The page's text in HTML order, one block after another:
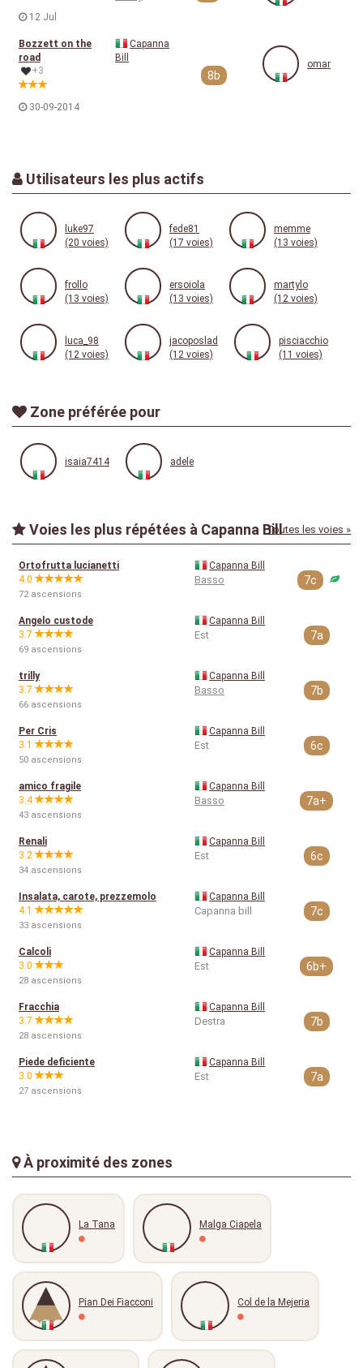
12 Jul
Bozzett on the
road
+3
30-09-2014
Capanna
Bill
8b
omar
Utilisateurs les plus actifs
luke97
(20 voies)
fede81
(17 voies)
memme
(13 voies)
frollo
(13 voies)
ersoiola
(13 voies)
martylo
(12 voies)
luca_98
(12 voies)
jacoposlad
(12 voies)
pisciacchio
(11 voies)
Zone préférée pour
isaia7414 adele
Voies les plus répétées à Capanna BillToutes les voies »
Ortofrutta lucianetti
4.0
72 ascensions
Capanna Bill
Basso 7c
Angelo custode
3.7
69 ascensions
Capanna Bill
Est 7a
trilly
3.7
66 ascensions
Capanna Bill
Basso 7b
Per Cris
3.1
50 ascensions
Capanna Bill
Est 6c
amico fragile
3.4
43 ascensions
Capanna Bill
Basso 7a+
Renali
3.2
34 ascensions
Capanna Bill
Est 6c
Insalata, carote, prezzemolo
4.1
33 ascensions
Capanna Bill
Capanna bill 7c
Calcoli
3.0
28 ascensions
Capanna Bill
Est 6b+
Fracchia
3.7
28 ascensions
Capanna Bill
Destra 7b
Piede deficiente
3.0
27 ascensions
Capanna Bill
Est 7a
À proximité des zones
La Tana Malga Ciapela
Pian Dei Fiacconi Col de la Mejeria